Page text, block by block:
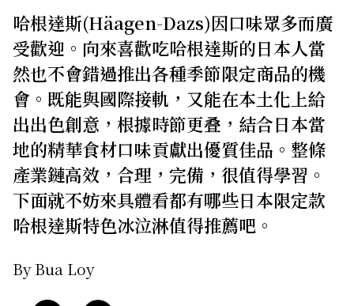
關於我們 網站政策
哈根達斯(Häagen-Dazs)因口味眾多而廣
受歡迎。向來喜歡吃哈根達斯的日本人當
然也不會錯過推出各種季節限定商品的機
會。既能與國際接軌，又能在本土化上給
出出色創意，根據時節更叠，結合日本當
地的精華食材口味貢獻出優質佳品。整條
產業鏈高效，合理，完備，很值得學習。
下面就不妨來具體看都有哪些日本限定款
哈根達斯特色冰泣淋值得推薦吧。
By Bua Loy